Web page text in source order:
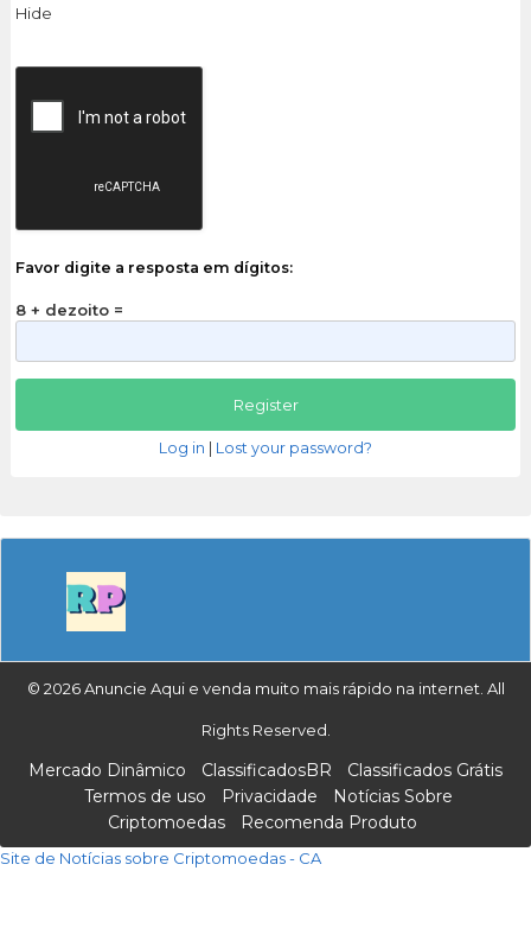
Hide
Favor digite a resposta em dígitos:
8 + dezoito =
Log in Lost your password?
© 2026 Anuncie Aqui e venda muito mais rápido na internet. All
Rights Reserved.
Mercado Dinâmico ClassificadosBR
Classificados Grátis
Termos de uso
Privacidade
Notícias Sobre
Criptomoedas
Recomenda Produto
Site de Notícias sobre Criptomoedas - CA